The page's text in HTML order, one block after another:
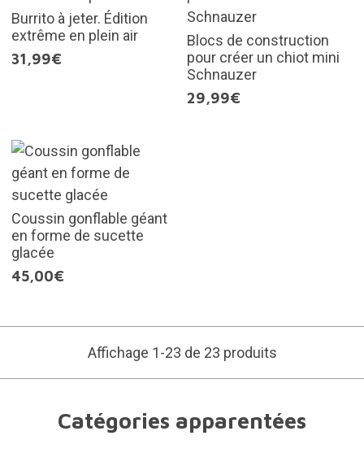
Burrito à jeter. Édition
extrême en plein air
31,99€
Blocs de construction
pour créer un chiot mini
Schnauzer
29,99€
Coussin gonflable géant
en forme de sucette
glacée
45,00€
Affichage 1-23 de 23 produits
Catégories apparentées